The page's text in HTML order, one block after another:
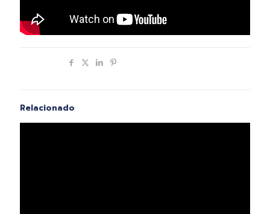
Relacionado